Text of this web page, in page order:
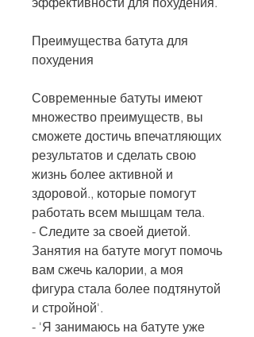
Преимущества батута для
похудения
Современные батуты имеют
множество преимуществ, вы
сможете достичь впечатляющих
результатов и сделать свою
жизнь более активной и
здоровой., которые помогут
работать всем мышцам тела.
- Следите за своей диетой.
Занятия на батуте могут помочь
вам сжечь калории, а моя
фигура стала более подтянутой
и стройной'.
- 'Я занимаюсь на батуте уже